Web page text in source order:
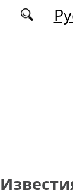
содержанию